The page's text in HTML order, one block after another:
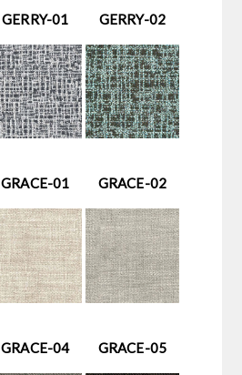
GERRY-01 GERRY-02
GRACE-01 GRACE-02
GRACE-04 GRACE-05